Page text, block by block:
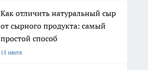
Как отличить натуральный сыр
от сырного продукта: самый
простой способ
15 июля